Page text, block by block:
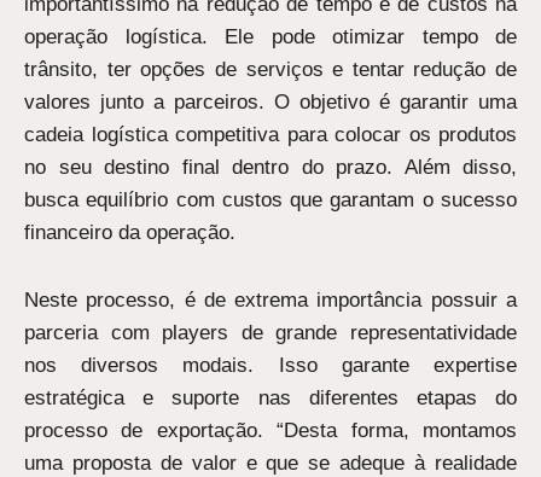
operação logística. Ele pode otimizar tempo de
trânsito, ter opções de serviços e tentar redução de
valores junto a parceiros. O objetivo é garantir uma
cadeia logística competitiva para colocar os produtos
no seu destino final dentro do prazo. Além disso,
busca equilíbrio com custos que garantam o sucesso
financeiro da operação.
Neste processo, é de extrema importância possuir a
parceria com players de grande representatividade
nos diversos modais. Isso garante expertise
estratégica e suporte nas diferentes etapas do
processo de exportação. “Desta forma, montamos
uma proposta de valor e que se adeque à realidade